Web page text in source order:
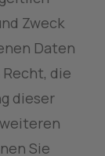
Zweck
Daten
die
dieser
Sie